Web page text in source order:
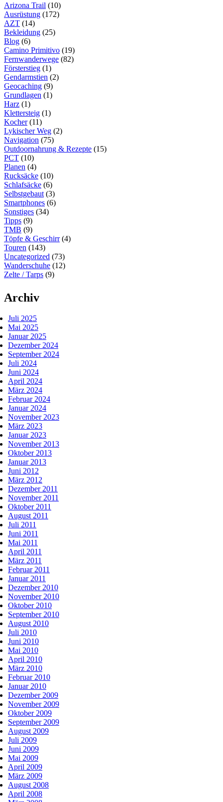
Arizona Trail (10)
Ausrüstung (172)
AZT (14)
Bekleidung (25)
Blog (6)
Camino Primitivo (19)
Fernwanderwege (82)
Försterstieg (1)
Gendarmstien (2)
Geocaching (9)
Grundlagen (1)
Harz (1)
Klettersteig (1)
Kocher(11)
Lykischer Weg (2)
Navigation (75)
Outdoornahrung & Rezepte (15)
PCT (10)
Planen (4)
Rucksäcke (10)
Schlafsäcke (6)
Selbstgebaut (3)
Smartphones (6)
Sonstiges (34)
Tipps (9)
TMB (9)
Töpfe & Geschirr(4)
Touren (143)
Uncategorized (73)
Wanderschuhe (12)
Zelte / Tarps (9)
Archiv
Juli 2025
Mai 2025
Januar 2025
Dezember 2024
September 2024
Juli 2024
Juni 2024
April 2024
März 2024
Februar 2024
Januar 2024
November 2023
März 2023
Januar 2023
November 2013
Oktober 2013
Januar 2013
Juni 2012
März 2012
Dezember 2011
November 2011
Oktober 2011
August 2011
Juli 2011
Juni 2011
Mai 2011
April 2011
März 2011
Februar 2011
Januar 2011
Dezember 2010
November 2010
Oktober 2010
September 2010
August 2010
Juli 2010
Juni 2010
Mai 2010
April 2010
März 2010
Februar 2010
Januar 2010
Dezember 2009
November 2009
Oktober 2009
September 2009
August 2009
Juli 2009
Juni 2009
Mai 2009
April 2009
März 2009
August 2008
April 2008